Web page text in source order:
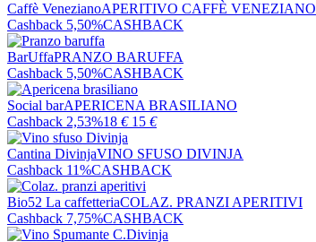
Caffè VenezianoAPERITIVO CAFFÈ VENEZIANO
Cashback 5,50%CASHBACK
BarUffaPRANZO BARUFFA
Cashback 5,50%CASHBACK
Social barAPERICENA BRASILIANO
Cashback 2,53%18 € 15 €
Cantina DivinjaVINO SFUSO DIVINJA
Cashback 11%CASHBACK
Bio52 La caffetteriaCOLAZ. PRANZI APERITIVI
Cashback 7,75%CASHBACK